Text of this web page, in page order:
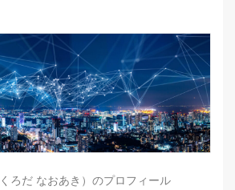
ろだ なおあき）のプロフィール